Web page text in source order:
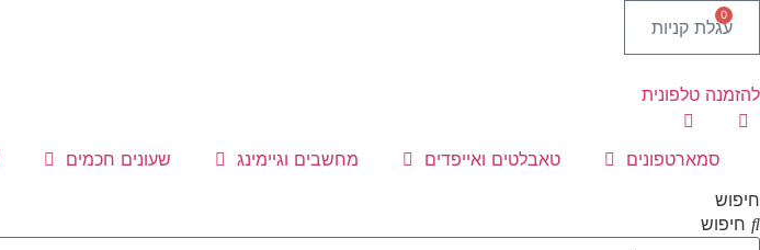
0
עגלת קניות
להזמנה טלפונית
סמארטפונים טאבלטים ואייפדים מחשבים וגיימינג שעונים חכמים
חיפוש
חיפוש